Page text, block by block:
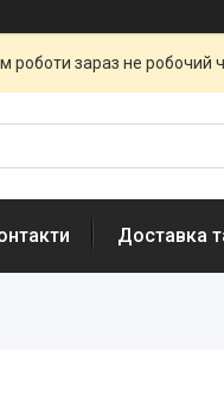
роботи зараз не
Доставка